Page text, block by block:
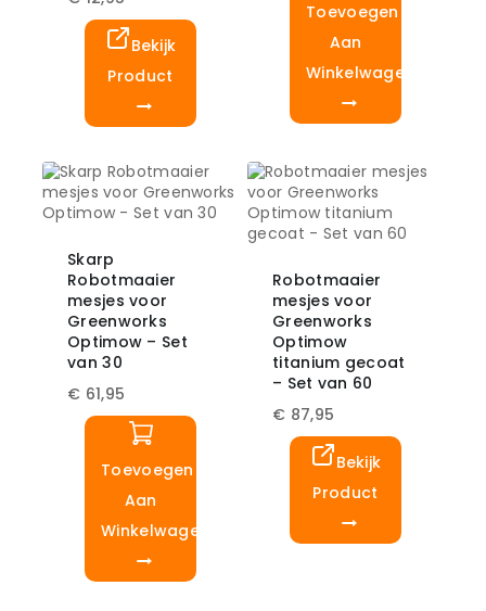
Bekijk
Product
Toevoegen
Aan
Winkelwagen
Skarp
Robotmaaier
mesjes voor
Greenworks
Optimow – Set
van 30
€ 61,95
Toevoegen
Aan
Winkelwagen
Robotmaaier
mesjes voor
Greenworks
Optimow
titanium gecoat
– Set van 60
€ 87,95
Bekijk
Product